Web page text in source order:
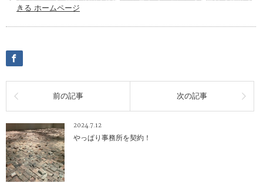
きる ホームページ
前の記事 次の記事
2024.7.12
やっぱり事務所を契約！